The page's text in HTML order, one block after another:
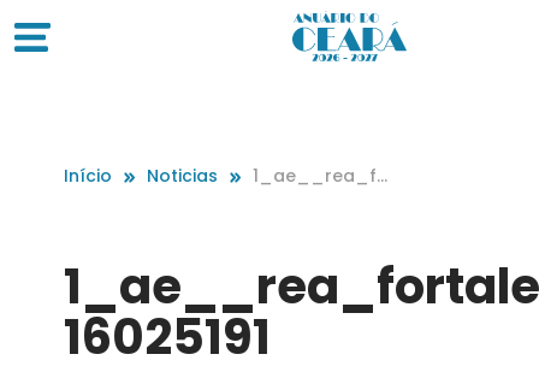
Início Noticias
1_ae__rea_fo
16025191